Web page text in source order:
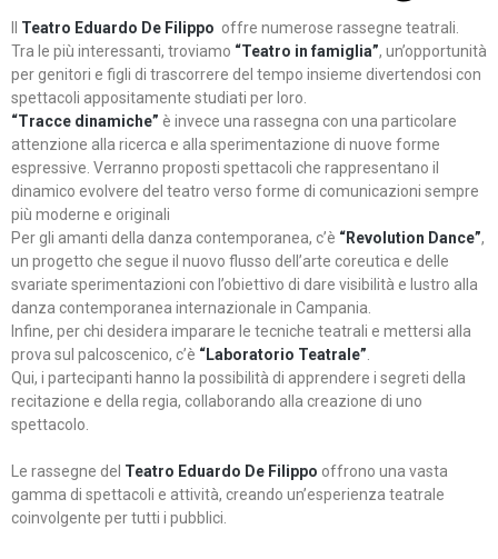
Teatro Eduardo De Filippo offre numerose rassegne teatrali.
Tra le più interessanti, troviamo “Teatro in famiglia”, un’opportunità
per genitori e figli di trascorrere del tempo insieme divertendosi con
spettacoli appositamente studiati per loro.
“Tracce dinamiche” è invece una rassegna con una particolare
attenzione alla ricerca e alla sperimentazione di nuove forme
espressive. Verranno proposti spettacoli che rappresentano il
dinamico evolvere del teatro verso forme di comunicazioni sempre
più moderne e originali
Per gli amanti della danza contemporanea, c’è “Revolution Dance”,
un progetto che segue il nuovo flusso dell’arte coreutica e delle
svariate sperimentazioni con l’obiettivo di dare visibilità e lustro alla
danza contemporanea internazionale in Campania.
Infine, per chi desidera imparare le tecniche teatrali e mettersi alla
prova sul palcoscenico, c’è “Laboratorio Teatrale”
Qui, i partecipanti hanno la possibilità di apprendere i segreti della
recitazione e della regia, collaborando alla creazione di uno
spettacolo.
Le rassegne del Teatro Eduardo De Filippo offrono una vasta
gamma di spettacoli e attività, creando un’esperienza teatrale
coinvolgente per tutti i pubblici.